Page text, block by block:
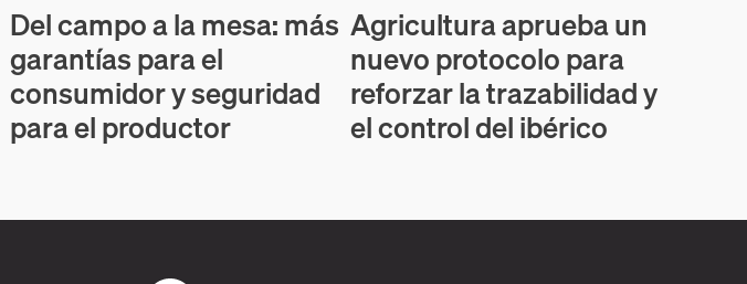
Del campo a la mesa: más
garantías para el
consumidor y seguridad
para el productor
Agricultura aprueba un
nuevo protocolo para
reforzar la trazabilidad y
el control del ibérico